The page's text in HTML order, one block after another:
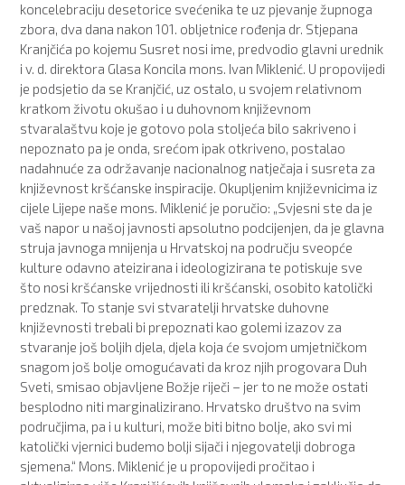
koncelebraciju desetorice svećenika te uz pjevanje župnoga
zbora, dva dana nakon 101. obljetnice rođenja dr. Stjepana
Kranjčića po kojemu Susret nosi ime, predvodio glavni urednik
i v. d. direktora Glasa Koncila mons. Ivan Miklenić. U propovijedi
je podsjetio da se Kranjčić, uz ostalo, u svojem relativnom
kratkom životu okušao i u duhovnom književnom
stvaralaštvu koje je gotovo pola stoljeća bilo sakriveno i
nepoznato pa je onda, srećom ipak otkriveno, postalao
nadahnuće za održavanje nacionalnog natječaja i susreta za
književnost kršćanske inspiracije. Okupljenim književnicima iz
cijele Lijepe naše mons. Miklenić je poručio: „Svjesni ste da je
vaš napor u našoj javnosti apsolutno podcijenjen, da je glavna
struja javnoga mnijenja u Hrvatskoj na području sveopće
kulture odavno ateizirana i ideologizirana te potiskuje sve
što nosi kršćanske vrijednosti ili kršćanski, osobito katolički
predznak. To stanje svi stvaratelji hrvatske duhovne
književnosti trebali bi prepoznati kao golemi izazov za
stvaranje još boljih djela, djela koja će svojom umjetničkom
snagom još bolje omogućavati da kroz njih progovara Duh
Sveti, smisao objavljene Božje riječi – jer to ne može ostati
besplodno niti marginalizirano. Hrvatsko društvo na svim
područjima, pa i u kulturi, može biti bitno bolje, ako svi mi
katolički vjernici budemo bolji sijači i njegovatelji dobroga
sjemena.“ Mons. Miklenić je u propovijedi pročitao i